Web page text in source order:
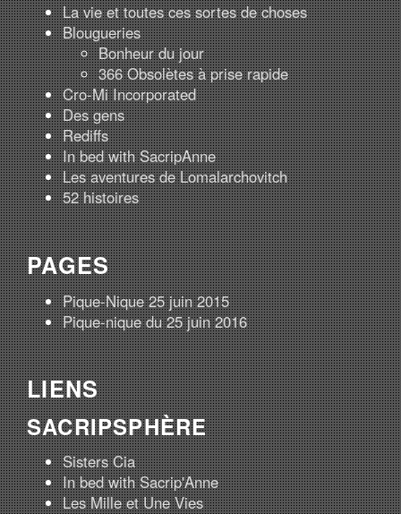
La vie et toutes ces sortes de choses
Blougueries
Bonheur du jour
366 Obsolètes à prise rapide
Cro-Mi Incorporated
Des gens
Rediffs
In bed with SacripAnne
Les aventures de Lomalarchovitch
52 histoires
PAGES
Pique-Nique 25 juin 2015
Pique-nique du 25 juin 2016
LIENS
SACRIPSPHÈRE
Sisters Cia
In bed with Sacrip'Anne
Les Mille et Une Vies